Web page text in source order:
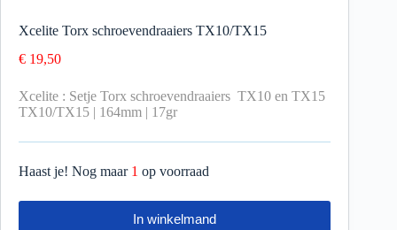
Xcelite Torx schroevendraaiers TX10/TX15
€ 19,50
Xcelite : Setje Torx schroevendraaiers TX10 en TX15
TX10/TX15 | 164mm | 17gr
Haast je! Nog maar 1 op voorraad
In winkelmand